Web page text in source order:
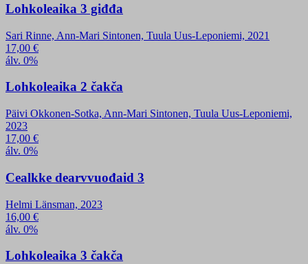
Lohkoleaika 3 giđđa
Sari Rinne, Ann-Mari Sintonen, Tuula Uus-Leponiemi, 2021
17,00 €
álv. 0%
Lohkoleaika 2 čakča
Päivi Okkonen-Sotka, Ann-Mari Sintonen, Tuula Uus-Leponiemi,
2023
17,00 €
álv. 0%
Cealkke dearvvuođaid 3
Helmi Länsman, 2023
16,00 €
álv. 0%
Lohkoleaika 3 čakča